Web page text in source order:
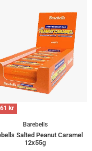
61 kr
Barebells
Salted Peanut Caramel
12x55g